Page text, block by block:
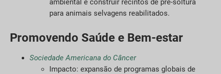
ambiental e construir recintos de pré-soltura
para animais selvagens reabilitados.
Promovendo Saúde e Bem-estar
Sociedade Americana do Câncer
Impacto: expansão de programas globais de